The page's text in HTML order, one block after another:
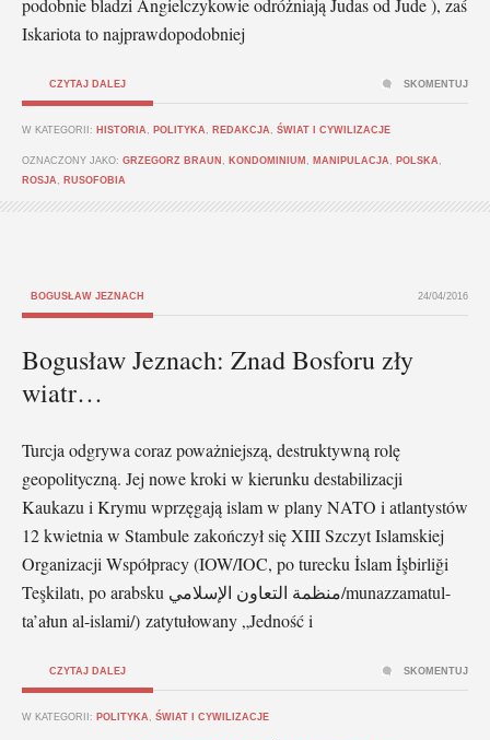
podobnie bladzi Angielczykowie odróżniają Judas od Jude ), zaś
Iskariota to najprawdopodobniej
CZYTAJ DALEJ
W KATEGORII: HISTORIA POLITYKA REDAKCJA ŚWIAT I CYWILIZACJE
OZNACZONY JAKO: GRZEGORZ BRAUN KONDOMINIUM MANIPULACJA POLSKA
ROSJA
RUSOFOBIA
SKOMENTUJ
BOGUSŁAW JEZNACH 24/04/2016
Bogusław Jeznach: Znad Bosforu zły
wiatr…
Turcja odgrywa coraz poważniejszą, destruktywną rolę
geopolityczną. Jej nowe kroki w kierunku destabilizacji
Kaukazu i Krymu wprzęgają islam w plany NATO i atlantystów
12 kwietnia w Stambule zakończył się XIII Szczyt Islamskiej
Organizacji Współpracy (IOW/IOC, po turecku İslam İşbirliği
Teşkilatı, po arabsku منظمة التعاون الإسلامي/munazzamatul-
ta’ałun al-islami/) zatytułowany „Jedność i
CZYTAJ DALEJ
W KATEGORII: POLITYKA ŚWIAT I CYWILIZACJE
SKOMENTUJ